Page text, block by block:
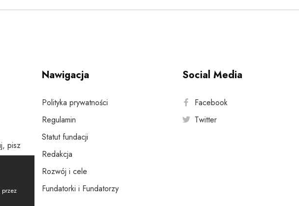
pisz
Nawigacja
Polityka prywatności
Regulamin
Statut fundacji
Redakcja
Rozwój i cele
Fundatorki i Fundatorzy
Social Media
Facebook
Twitter
przez